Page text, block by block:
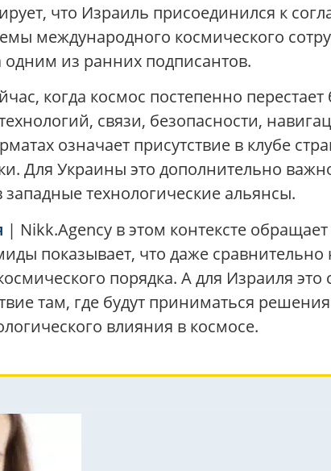
что Израиль присоединился к
международного космического
из ранних подписантов.
когда космос постепенно
связи, безопасности,
означает присутствие в клубе
Для Украины это дополнительно
технологические альянсы.
| Nikk.Agency в этом контексте
показывает, что даже
порядка. А для Израиля
там, где будут приниматься
влияния в космосе.